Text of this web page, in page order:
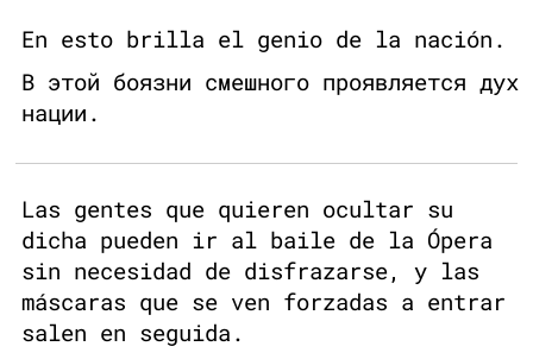
En esto brilla el genio de la nación.
В этой боязни смешного проявляется дух
нации.
Las gentes que quieren ocultar su
dicha pueden ir al baile de la Ópera
sin necesidad de disfrazarse, y las
máscaras que se ven forzadas a entrar
salen en seguida.